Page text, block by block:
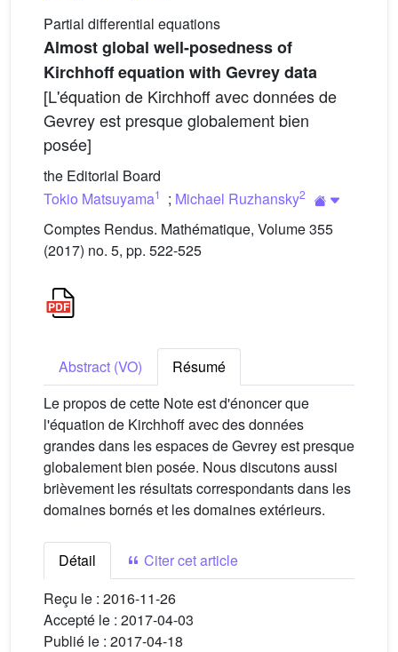
Partial differential equations
Almost global well-posedness of
Kirchhoff equation with Gevrey data
[L'équation de Kirchhoff avec données de
Gevrey est presque globalement bien
posée]
the Editorial Board
Tokio Matsuyama1 ; Michael Ruzhansky2
Comptes Rendus. Mathématique, Volume 355
(2017) no. 5, pp. 522-525
Abstract (VO)
Résumé
Le propos de cette Note est d'énoncer que
l'équation de Kirchhoff avec des données
grandes dans les espaces de Gevrey est presque
globalement bien posée. Nous discutons aussi
brièvement les résultats correspondants dans les
domaines bornés et les domaines extérieurs.
Détail
Citer cet article
Reçu le : 2016-11-26
Accepté le : 2017-04-03
Publié le : 2017-04-18